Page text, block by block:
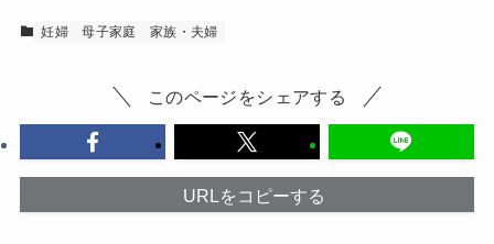
妊婦 母子家庭 家族・夫婦
このページをシェアする
URLをコピーする